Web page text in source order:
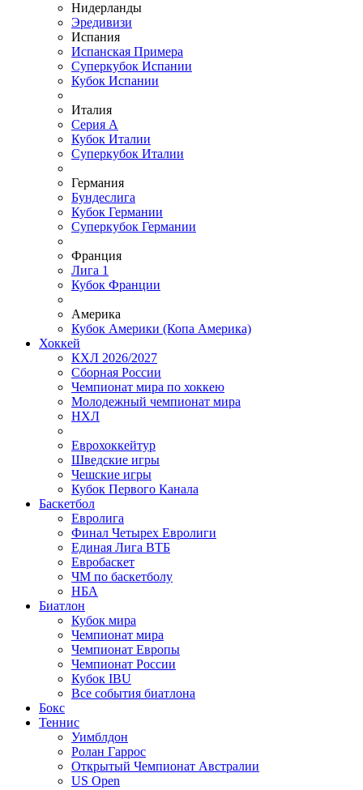
Нидерланды
Эредивизи
Испания
Испанская Примера
Суперкубок Испании
Кубок Испании
Италия
Серия А
Кубок Италии
Суперкубок Италии
Германия
Бундеслига
Кубок Германии
Суперкубок Германии
Франция
Лига 1
Кубок Франции
Америка
Кубок Америки (Копа Америка)
Хоккей
КХЛ 2026/2027
Сборная России
Чемпионат мира по хоккею
Молодежный чемпионат мира
НХЛ
Еврохоккейтур
Шведские игры
Чешские игры
Кубок Первого Канала
Баскетбол
Евролига
Финал Четырех Евролиги
Единая Лига ВТБ
Евробаскет
ЧМ по баскетболу
НБА
Биатлон
Кубок мира
Чемпионат мира
Чемпионат Европы
Чемпионат России
Кубок IBU
Все события биатлона
Бокс
Теннис
Уимблдон
Ролан Гаррос
Открытый Чемпионат Австралии
US Open